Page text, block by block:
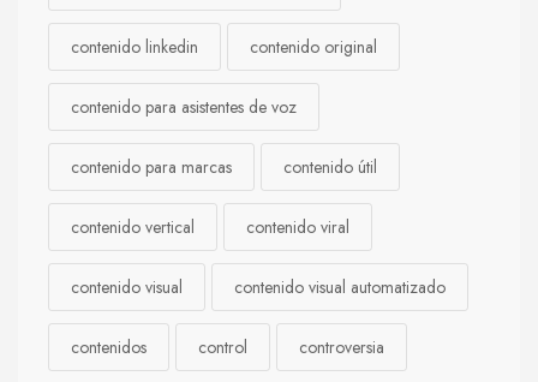
contenido linkedin contenido original
contenido para asistentes de voz
contenido para marcas contenido útil
contenido vertical contenido viral
contenido visual contenido visual automatizado
contenidos control controversia